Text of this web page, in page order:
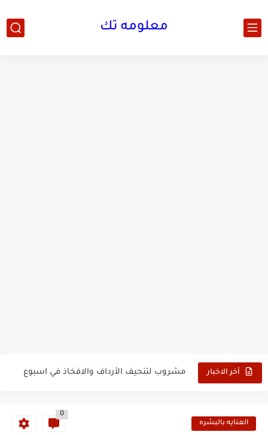
معلومه تك
أخر الاخبار مشروب لتنحيف الأرداف والافخاذ في اسبوع
العنايه بالبشره
0